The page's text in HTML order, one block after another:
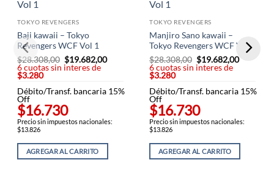
TOKYO REVENGERS
Baji kawaii – Tokyo
Revengers WCF Vol 1
$28.308,00 El
precio
$28.308,00.
$19.682,00El
$19.682,00.
6 cuotas sin interes de
$3.280
Débito/Transf. bancaria 15%
Off
$16.730
Precio sin impuestos nacionales:
$13.826
AGREGAR AL CARRITO
TOKYO REVENGERS
Manjiro Sano kawaii –
Tokyo Revengers WCF Vol 1
$28.308,00 El
precio
$28.308,00.
$19.682,00El
6 cuotas sin interes de
$3.280
Débito/Transf. bancaria 15%
Off
$16.730
Precio sin impuestos nacionales:
$13.826
AGREGAR AL CARRITO